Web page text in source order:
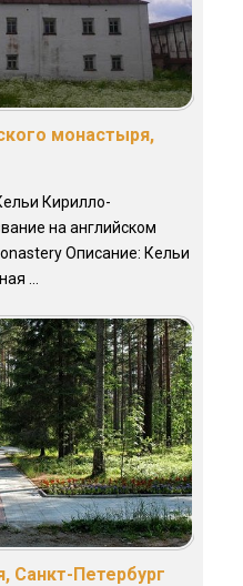
монастыря,
Кирилло-
на английском
Описание: Кельи
...
Санкт-Петербург